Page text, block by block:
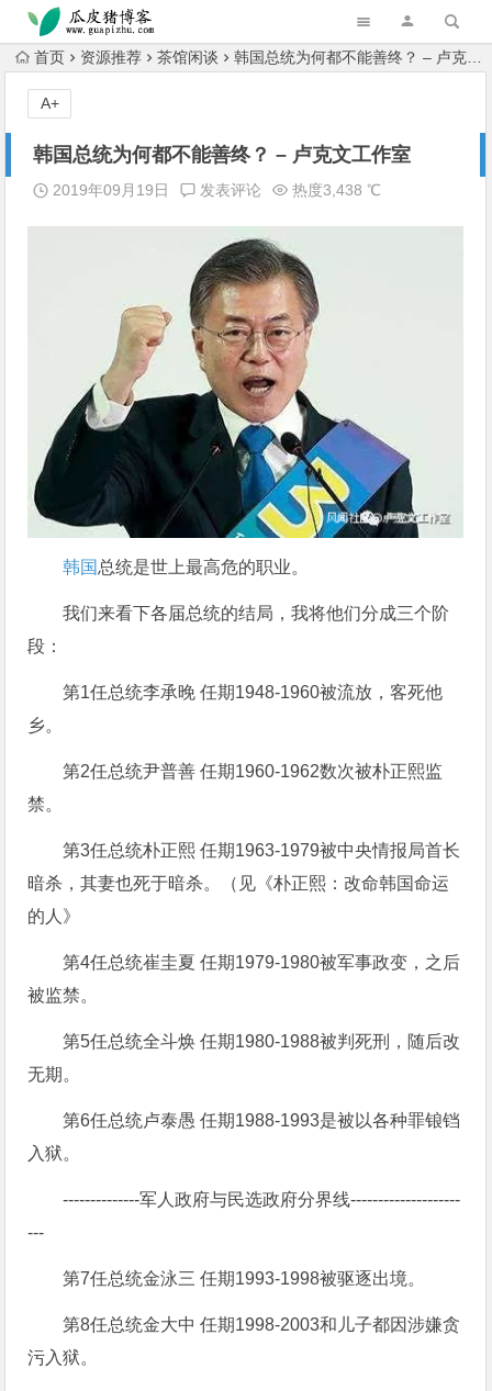
跳转到主内容
首页 资源推荐 茶馆闲谈 韩国总统为何都不能善终？ – 卢克文工作室
韩国总统为何都不能善终？ – 卢克文工作室
2019年09月19日 发表评论 热度3,438 ℃
韩国 总统是世上最高危的职业。
我们来看下各届总统的结局，我将他们分成三个阶
段：
第1任总统李承晚 任期1948-1960被流放，客死他
乡。
第2任总统尹普善 任期1960-1962数次被朴正熙监
禁。
第3任总统朴正熙 任期1963-1979被中央情报局首长
暗杀，其妻也死于暗杀。（见《朴正熙：改命韩国命运
的人》
第4任总统崔圭夏 任期1979-1980被军事政变，之后
被监禁。
第5任总统全斗焕 任期1980-1988被判死刑，随后改
无期。
第6任总统卢泰愚 任期1988-1993是被以各种罪锒铛
入狱。
--------------军人政府与民选政府分界线--------------------
---
第7任总统金泳三 任期1993-1998被驱逐出境。
第8任总统金大中 任期1998-2003和儿子都因涉嫌贪
污入狱。
A+